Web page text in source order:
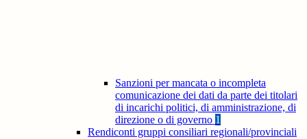
Sanzioni per mancata o incompleta
comunicazione dei dati da parte dei titolari
di incarichi politici, di amministrazione, di
direzione o di governo 1
Rendiconti gruppi consiliari regionali/provinciali